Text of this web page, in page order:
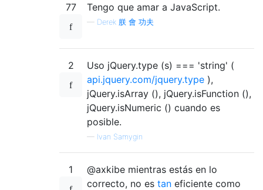
77 Tengo que amar a JavaScript.
— Derek 朕 會 功夫
2
Uso jQuery.type (s) === 'string' (
api.jquery.com/jquery.type ),
jQuery.isArray (), jQuery.isFunction (),
jQuery.isNumeric () cuando es
posible.
— Ivan Samygin
1
@axkibe mientras estás en lo
correcto, no es tan eficiente como